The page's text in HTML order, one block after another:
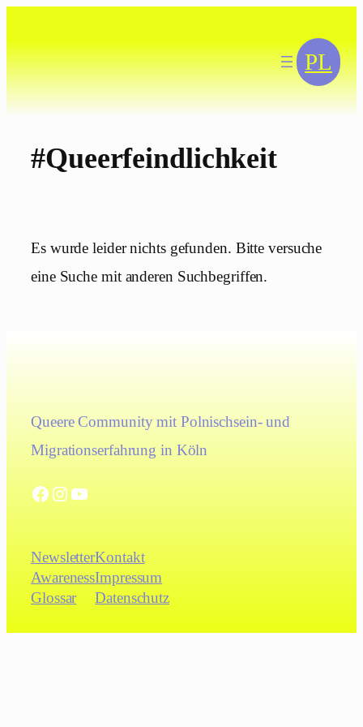
springen
PL
#Queerfeindlichkeit
Es wurde leider nichts gefunden. Bitte versuche
eine Suche mit anderen Suchbegriffen.
Queere Community mit Polnischsein- und
Migrationserfahrung in Köln
Facebook Instagram YouTube
Newsletter
Awareness
Glossar
Kontakt
Impressum
Datenschutz